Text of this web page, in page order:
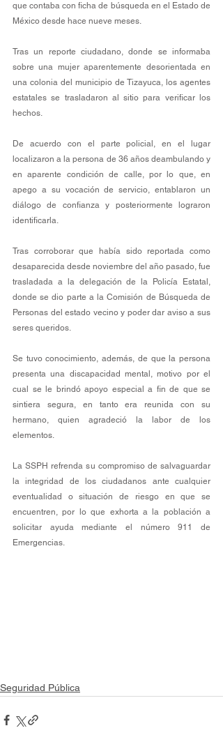
que contaba con ficha de búsqueda en el Estado de
México desde hace nueve meses.
Tras un reporte ciudadano, donde se informaba
sobre una mujer aparentemente desorientada en
una colonia del municipio de Tizayuca, los agentes
estatales se trasladaron al sitio para verificar los
hechos.
De acuerdo con el parte policial, en el lugar
localizaron a la persona de 36 años deambulando y
en aparente condición de calle, por lo que, en
apego a su vocación de servicio, entablaron un
diálogo de confianza y posteriormente lograron
identificarla.
Tras corroborar que había sido reportada como
desaparecida desde noviembre del año pasado, fue
trasladada a la delegación de la Policía Estatal,
donde se dio parte a la Comisión de Búsqueda de
Personas del estado vecino y poder dar aviso a sus
seres queridos.
Se tuvo conocimiento, además, de que la persona
presenta una discapacidad mental, motivo por el
cual se le brindó apoyo especial a fin de que se
sintiera segura, en tanto era reunida con su
hermano, quien agradeció la labor de los
elementos.
La SSPH refrenda su compromiso de salvaguardar
la integridad de los ciudadanos ante cualquier
eventualidad o situación de riesgo en que se
encuentren, por lo que exhorta a la población a
solicitar ayuda mediante el número 911 de
Emergencias.
Seguridad Pública